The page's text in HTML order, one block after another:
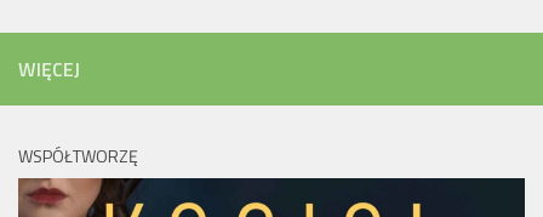
WIĘCEJ
WSPÓŁTWORZĘ